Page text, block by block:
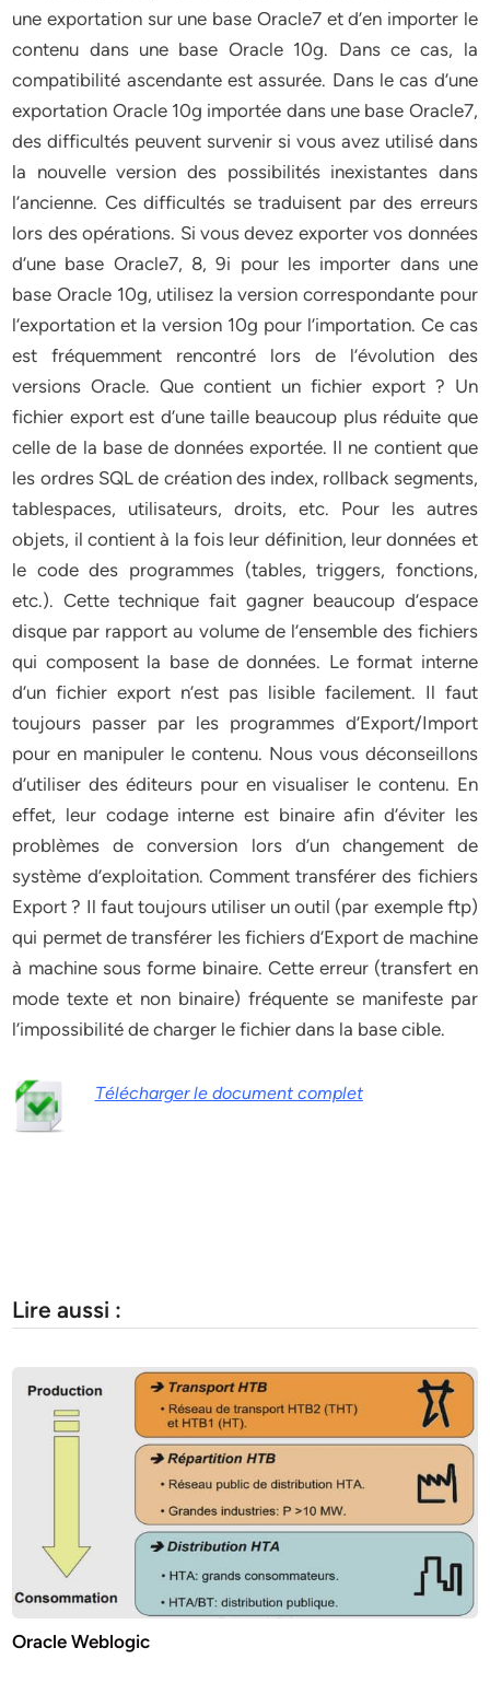
une exportation sur une base Oracle7 et d’en importer le
contenu dans une base Oracle 10g. Dans ce cas, la
compatibilité ascendante est assurée. Dans le cas d’une
exportation Oracle 10g importée dans une base Oracle7,
des difficultés peuvent survenir si vous avez utilisé dans
la nouvelle version des possibilités inexistantes dans
l’ancienne. Ces difficultés se traduisent par des erreurs
lors des opérations. Si vous devez exporter vos données
d’une base Oracle7, 8, 9i pour les importer dans une
base Oracle 10g, utilisez la version correspondante pour
l’exportation et la version 10g pour l’importation. Ce cas
est fréquemment rencontré lors de l’évolution des
versions Oracle. Que contient un fichier export ? Un
fichier export est d’une taille beaucoup plus réduite que
celle de la base de données exportée. Il ne contient que
les ordres SQL de création des index, rollback segments,
tablespaces, utilisateurs, droits, etc. Pour les autres
objets, il contient à la fois leur définition, leur données et
le code des programmes (tables, triggers, fonctions,
etc.). Cette technique fait gagner beaucoup d’espace
disque par rapport au volume de l’ensemble des fichiers
qui composent la base de données. Le format interne
d’un fichier export n’est pas lisible facilement. Il faut
toujours passer par les programmes d’Export/Import
pour en manipuler le contenu. Nous vous déconseillons
d’utiliser des éditeurs pour en visualiser le contenu. En
effet, leur codage interne est binaire afin d’éviter les
problèmes de conversion lors d’un changement de
système d’exploitation. Comment transférer des fichiers
Export ? Il faut toujours utiliser un outil (par exemple ftp)
qui permet de transférer les fichiers d’Export de machine
à machine sous forme binaire. Cette erreur (transfert en
mode texte et non binaire) fréquente se manifeste par
l’impossibilité de charger le fichier dans la base cible.
Télécharger le document complet
Lire aussi :
Oracle Weblogic